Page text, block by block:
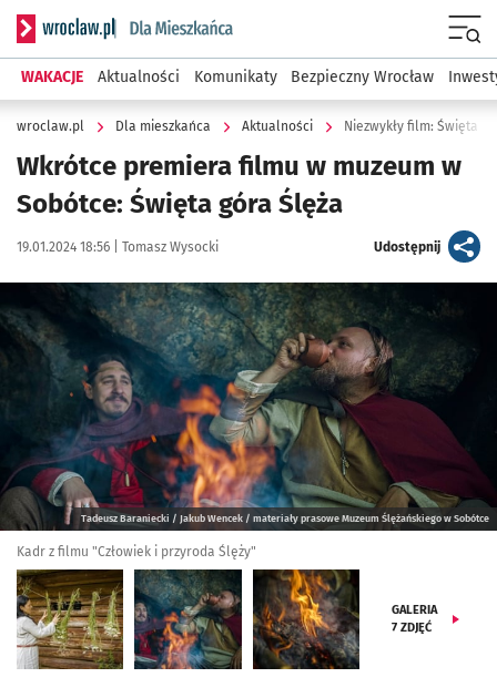
Serwis informacyjny wroclaw.pl podserwis: Dla mieszkańca
WAKACJE Aktualności Komunikaty Bezpieczny Wrocław
wroclaw.pl Dla mieszkańca Aktualności Niezwykły film: Święta
Wkrótce premiera filmu w muzeum w
Sobótce: Święta góra Ślęża
Data publikacji:
19.01.2024 18:56 | Autor:
Tomasz Wysocki Udostępnijartykuł
Kliknij, aby zobaczyć galerię
Tadeusz Baraniecki / Jakub Wencek / materiały prasowe Muzeum Ślężańskiego w Sobótce
Kadr z filmu "Człowiek i przyroda Ślęży"
GALERIA
7 ZDJĘĆ